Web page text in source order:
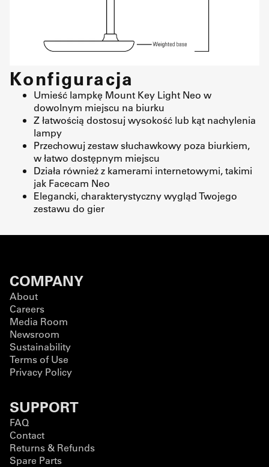
Konfiguracja
Umieść lampkę Mount Key Light Neo w
dowolnym miejscu na biurku
Z łatwością dostosuj wysokość lub kąt nachylenia
lampy
Przechowuj zestaw słuchawkowy poza biurkiem,
w łatwo dostępnym miejscu
Działa również z kamerami internetowymi, takimi
jak Facecam Neo
Elegancki, charakterystyczny wygląd Twojego
zestawu do gier
COMPANY
About
Careers
Media Room
Newsroom
Sustainability
Terms of Use
Privacy Policy
SUPPORT
FAQ
Contact
Returns & Refunds
Spare Parts